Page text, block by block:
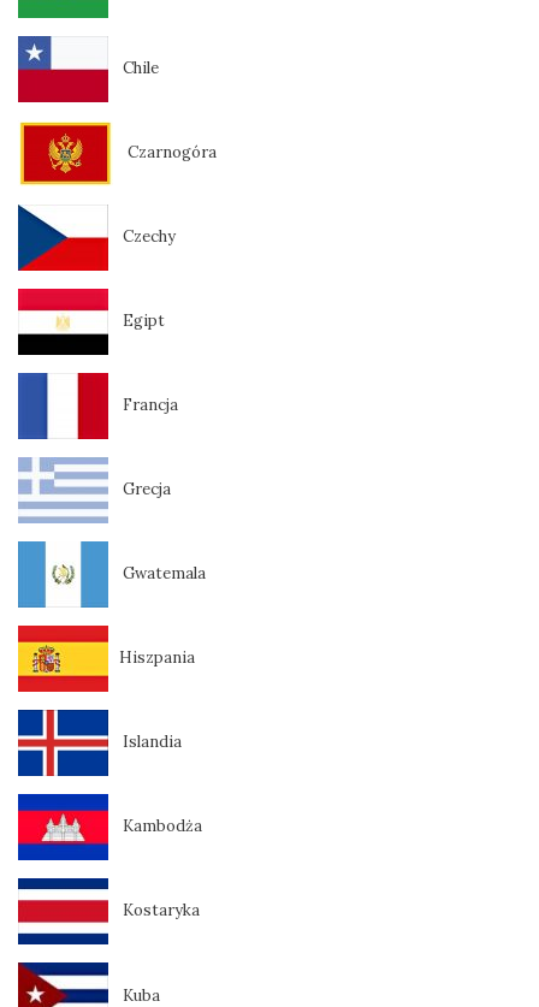
Chile
Czarnogóra
Czechy
Egipt
Francja
Grecja
Gwatemala
Hiszpania
Islandia
Kambodża
Kostaryka
Kuba